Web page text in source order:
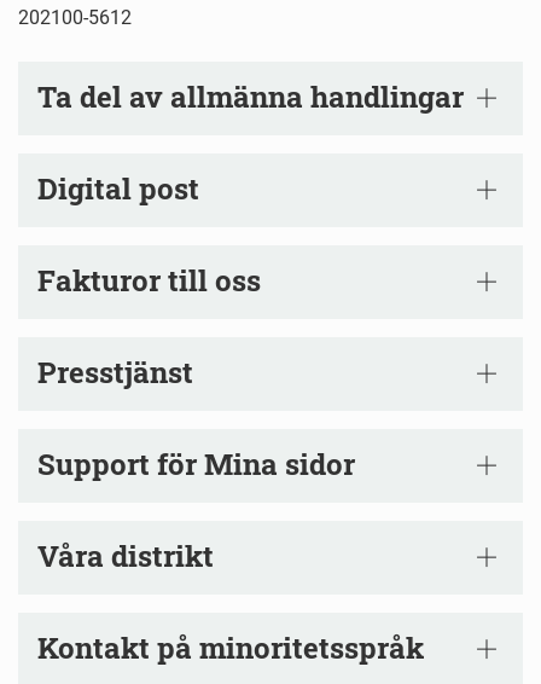
202100-5612
Ta del av allmänna handlingar
Digital post
Fakturor till oss
Presstjänst
Support för Mina sidor
Våra distrikt
Kontakt på minoritetsspråk